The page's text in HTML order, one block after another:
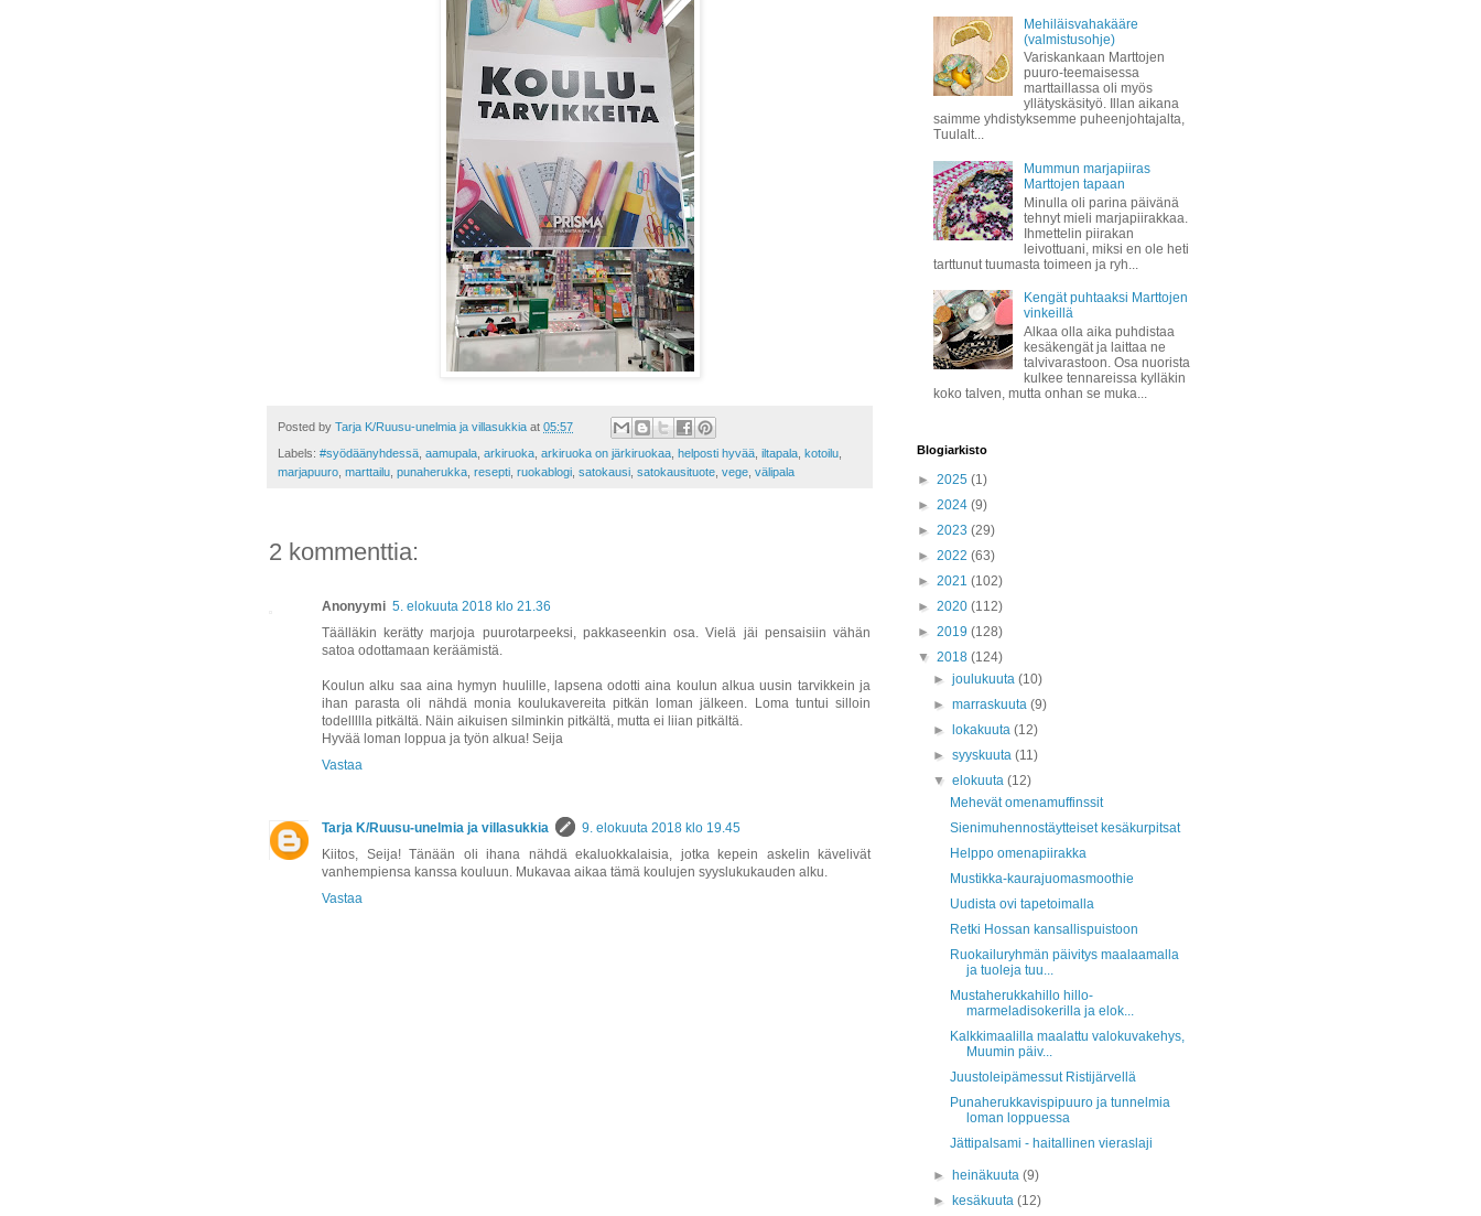
Posted by Tarja K/Ruusu-unelmia ja villasukkia at 05:57
Labels: #syödäänyhdessä, aamupala, arkiruoka, arkiruoka on järkiruokaa, helposti hyvää, iltapala, kotoilu,
marjapuuro, marttailu, punaherukka, resepti, ruokablogi, satokausi, satokausituote, vege, välipala
2 kommenttia:
Anonyymi 5. elokuuta 2018 klo 21.36
Täälläkin kerätty marjoja puurotarpeeksi, pakkaseenkin osa. Vielä jäi pensaisiin vähän
satoa odottamaan keräämistä.
Koulun alku saa aina hymyn huulille, lapsena odotti aina koulun alkua uusin tarvikkein ja
ihan parasta oli nähdä monia koulukavereita pitkän loman jälkeen. Loma tuntui silloin
todellllla pitkältä. Näin aikuisen silminkin pitkältä, mutta ei liian pitkältä.
Hyvää loman loppua ja työn alkua! Seija
Vastaa
Tarja K/Ruusu-unelmia ja villasukkia
9. elokuuta 2018 klo 19.45
Kiitos, Seija! Tänään oli ihana nähdä ekaluokkalaisia, jotka kepein askelin kävelivät
vanhempiensa kanssa kouluun. Mukavaa aikaa tämä koulujen syyslukukauden alku.
Vastaa
Mehiläisvahakääre
(valmistusohje)
Variskankaan Marttojen
puuro-teemaisessa
marttaillassa oli myös
yllätyskäsityö. Illan aikana
saimme yhdistyksemme puheenjohtajalta,
Tuulalt...
Mummun marjapiiras
Marttojen tapaan
Minulla oli parina päivänä
tehnyt mieli marjapiirakkaa.
Ihmettelin piirakan
leivottuani, miksi en ole heti
tarttunut tuumasta toimeen ja ryh...
Kengät puhtaaksi Marttojen
vinkeillä
Alkaa olla aika puhdistaa
kesäkengät ja laittaa ne
talvivarastoon. Osa nuorista
kulkee tennareissa kylläkin
koko talven, mutta onhan se muka...
Blogiarkisto
► 2025 (1)
► 2024 (9)
► 2023 (29)
► 2022 (63)
► 2021 (102)
► 2020 (112)
► 2019 (128)
▼ 2018 (124)
►joulukuuta(10)
►marraskuuta(9)
►
lokakuuta(12)
►syyskuuta(11)
▼elokuuta(12)
Mehevät omenamuffinssit
Sienimuhennostäytteiset kesäkurpitsat
Helppo omenapiirakka
Mustikka-kaurajuomasmoothie
Uudista ovi tapetoimalla
Retki Hossan kansallispuistoon
Ruokailuryhmän päivitys maalaamalla
ja tuoleja tuu...
Mustaherukkahillo hillo-
marmeladisokerilla ja elok...
Kalkkimaalilla maalattu valokuvakehys,
Muumin päiv...
Juustoleipämessut Ristijärvellä
Punaherukkavispipuuro ja tunnelmia
loman loppuessa
Jättipalsami - haitallinen vieraslaji
► heinäkuuta(9)
►
kesäkuuta(12)